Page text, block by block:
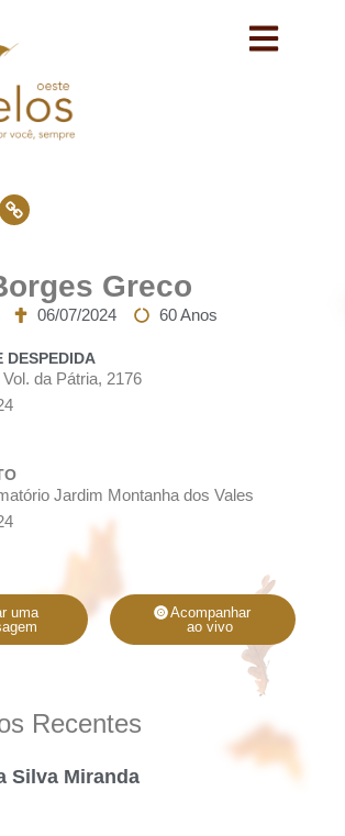
Greco
06/07/2024 60 Anos
DESPEDIDA
da Pátria, 2176
Jardim Montanha dos Vales
uma
Acompanhar
ao vivo
Recentes
Silva Miranda